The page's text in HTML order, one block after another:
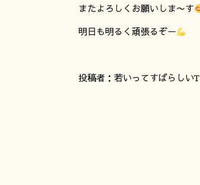
またよろしくお願いしま〜す
明日も明るく頑張るぞー
投稿者：若いってすばらしいT